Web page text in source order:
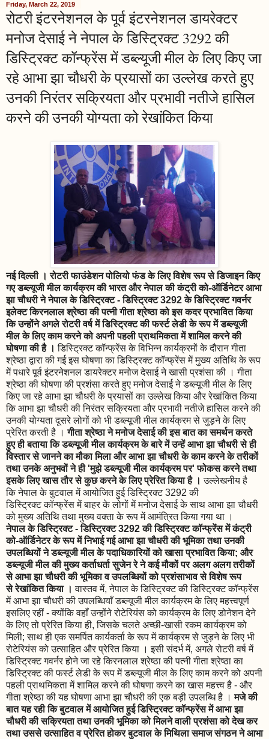
Friday, March 22, 2019
रोटरी इंटरनेशनल के पूर्व इंटरनेशनल डायरेक्टर
मनोज देसाई ने नेपाल के डिस्ट्रिक्ट 3292 की
डिस्ट्रिक्ट कॉन्फ्रेंस में डब्ल्यूजी मील के लिए किए जा
रहे आभा झा चौधरी के प्रयासों का उल्लेख करते हुए
उनकी निरंतर सक्रियता और प्रभावी नतीजे हासिल
करने की उनकी योग्यता को रेखांकित किया
नई दिल्ली । रोटरी फाउंडेशन पोलियो फंड के लिए विशेष रूप से डिजाइन किए
गए डब्ल्यूजी मील कार्यक्रम की भारत और नेपाल की कंट्री को-ऑर्डिनेटर आभा
झा चौधरी ने नेपाल के डिस्ट्रिक्ट - डिस्ट्रिक्ट 3292 के डिस्ट्रिक्ट गवर्नर
इलेक्ट किरनलाल श्रेष्ठा की पत्नी गीता श्रेष्ठा को इस कदर प्रभावित किया
कि उन्होंने अगले रोटरी वर्ष में डिस्ट्रिक्ट की फर्स्ट लेडी के रूप में डब्ल्यूजी
मील के लिए काम करने को अपनी पहली प्राथमिकता में शामिल करने की
घोषणा की है । डिस्ट्रिक्ट कॉन्फ्रेंस के विभिन्न कार्यक्रमों के दौरान गीता
श्रेष्ठा द्वारा की गई इस घोषणा का डिस्ट्रिक्ट कॉन्फ्रेंस में मुख्य अतिथि के रूप
में पधारे पूर्व इंटरनेशनल डायरेक्टर मनोज देसाई ने खासी प्रशंसा की । गीता
श्रेष्ठा की घोषणा की प्रशंसा करते हुए मनोज देसाई ने डब्ल्यूजी मील के लिए
किए जा रहे आभा झा चौधरी के प्रयासों का उल्लेख किया और रेखांकित किया
कि आभा झा चौधरी की निरंतर सक्रियता और प्रभावी नतीजे हासिल करने की
उनकी योग्यता दूसरे लोगों को भी डब्ल्यूजी मील कार्यक्रम से जुड़ने के लिए
प्रेरित करती है ।गीता श्रेष्ठा ने मनोज देसाई की इस बात का समर्थन करते
हुए ही बताया कि डब्ल्यूजी मील कार्यक्रम के बारे में उन्हें आभा झा चौधरी से ही
विस्तार से जानने का मौका मिला और आभा झा चौधरी के काम करने के तरीकों
तथा उनके अनुभवों ने ही 'मुझे डब्ल्यूजी मील कार्यक्रम पर' फोकस करने तथा
इसके लिए खास तौर से कुछ करने के लिए प्रेरित किया है । उल्लेखनीय है
कि नेपाल के बुटवाल में आयोजित हुई डिस्ट्रिक्ट 3292 की
डिस्ट्रिक्ट कॉन्फ्रेंस में बाहर के लोगों में मनोज देसाई के साथ आभा झा चौधरी
को मुख्य अतिथि तथा मुख्य वक्ता के रूप में आमंत्रित किया गया था ।
नेपाल के डिस्ट्रिक्ट - डिस्ट्रिक्ट 3292 की डिस्ट्रिक्ट कॉन्फ्रेंस में कंट्री
को-ऑर्डिनेटर के रूप में निभाई गई आभा झा चौधरी की भूमिका तथा उनकी
उपलब्धियों ने डब्ल्यूजी मील के पदाधिकारियों को खासा प्रभावित किया; और
डब्ल्यूजी मील की मुख्य कर्ताधर्ता सुजेन रे ने कई मौकों पर अलग अलग तरीकों
से आभा झा चौधरी की भूमिका व उपलब्धियों को प्रशंसाभाव से विशेष रूप
से रेखांकित किया । वास्तव में, नेपाल के डिस्ट्रिक्ट की डिस्ट्रिक्ट कॉन्फ्रेंस
में आभा झा चौधरी की उपलब्धियाँ डब्ल्यूजी मील कार्यक्रम के लिए महत्त्वपूर्ण
इसलिए रहीं - क्योंकि वहाँ उन्होंने रोटेरियंस को कार्यक्रम के लिए डोनेशन देने
के लिए तो प्रेरित किया ही, जिसके चलते अच्छी-खासी रकम कार्यक्रम को
मिली; साथ ही एक समर्पित कार्यकर्ता के रूप में कार्यक्रम से जुड़ने के लिए भी
रोटेरियंस को उत्साहित और प्रेरित किया । इसी संदर्भ में, अगले रोटरी वर्ष में
डिस्ट्रिक्ट गवर्नर होने जा रहे किरनलाल श्रेष्ठा की पत्नी गीता श्रेष्ठा का
डिस्ट्रिक्ट की फर्स्ट लेडी के रूप में डब्ल्यूजी मील के लिए काम करने को अपनी
पहली प्राथमिकता में शामिल करने की घोषणा करने का खास महत्त्व है - और
गीता श्रेष्ठा की यह घोषणा आभा झा चौधरी की एक बड़ी उपलब्धि है ।मजे की
बात यह रही कि बुटवाल में आयोजित हुई डिस्ट्रिक्ट कॉन्फ्रेंस में आभा झा
चौधरी की सक्रियता तथा उनकी भूमिका को मिलने वाली प्रशंसा को देख कर
तथा उससे उत्साहित व प्रेरित होकर बुटवाल के मिथिला समाज संगठन ने आभा